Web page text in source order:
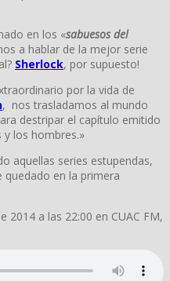
en los «sabuesos del
a hablar de la mejor serie
Sherlock, por supuesto!
por la vida de
, nos trasladamos al mundo
destripar el capítulo emitido
y los hombres.»
aquellas series estupendas,
quedado en la primera
2014 a las 22:00 en CUAC FM,